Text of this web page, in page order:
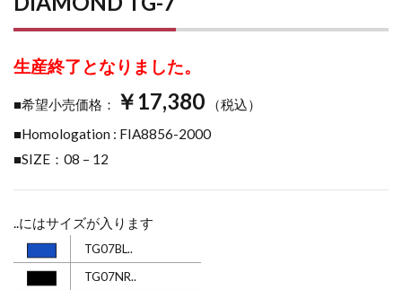
生産終了となりました。
■希望小売価格： ￥17,380
（税込）
■Homologation : FIA8856-2000
■SIZE：08 – 12
..にはサイズが入ります
TG07BL..
TG07NR..